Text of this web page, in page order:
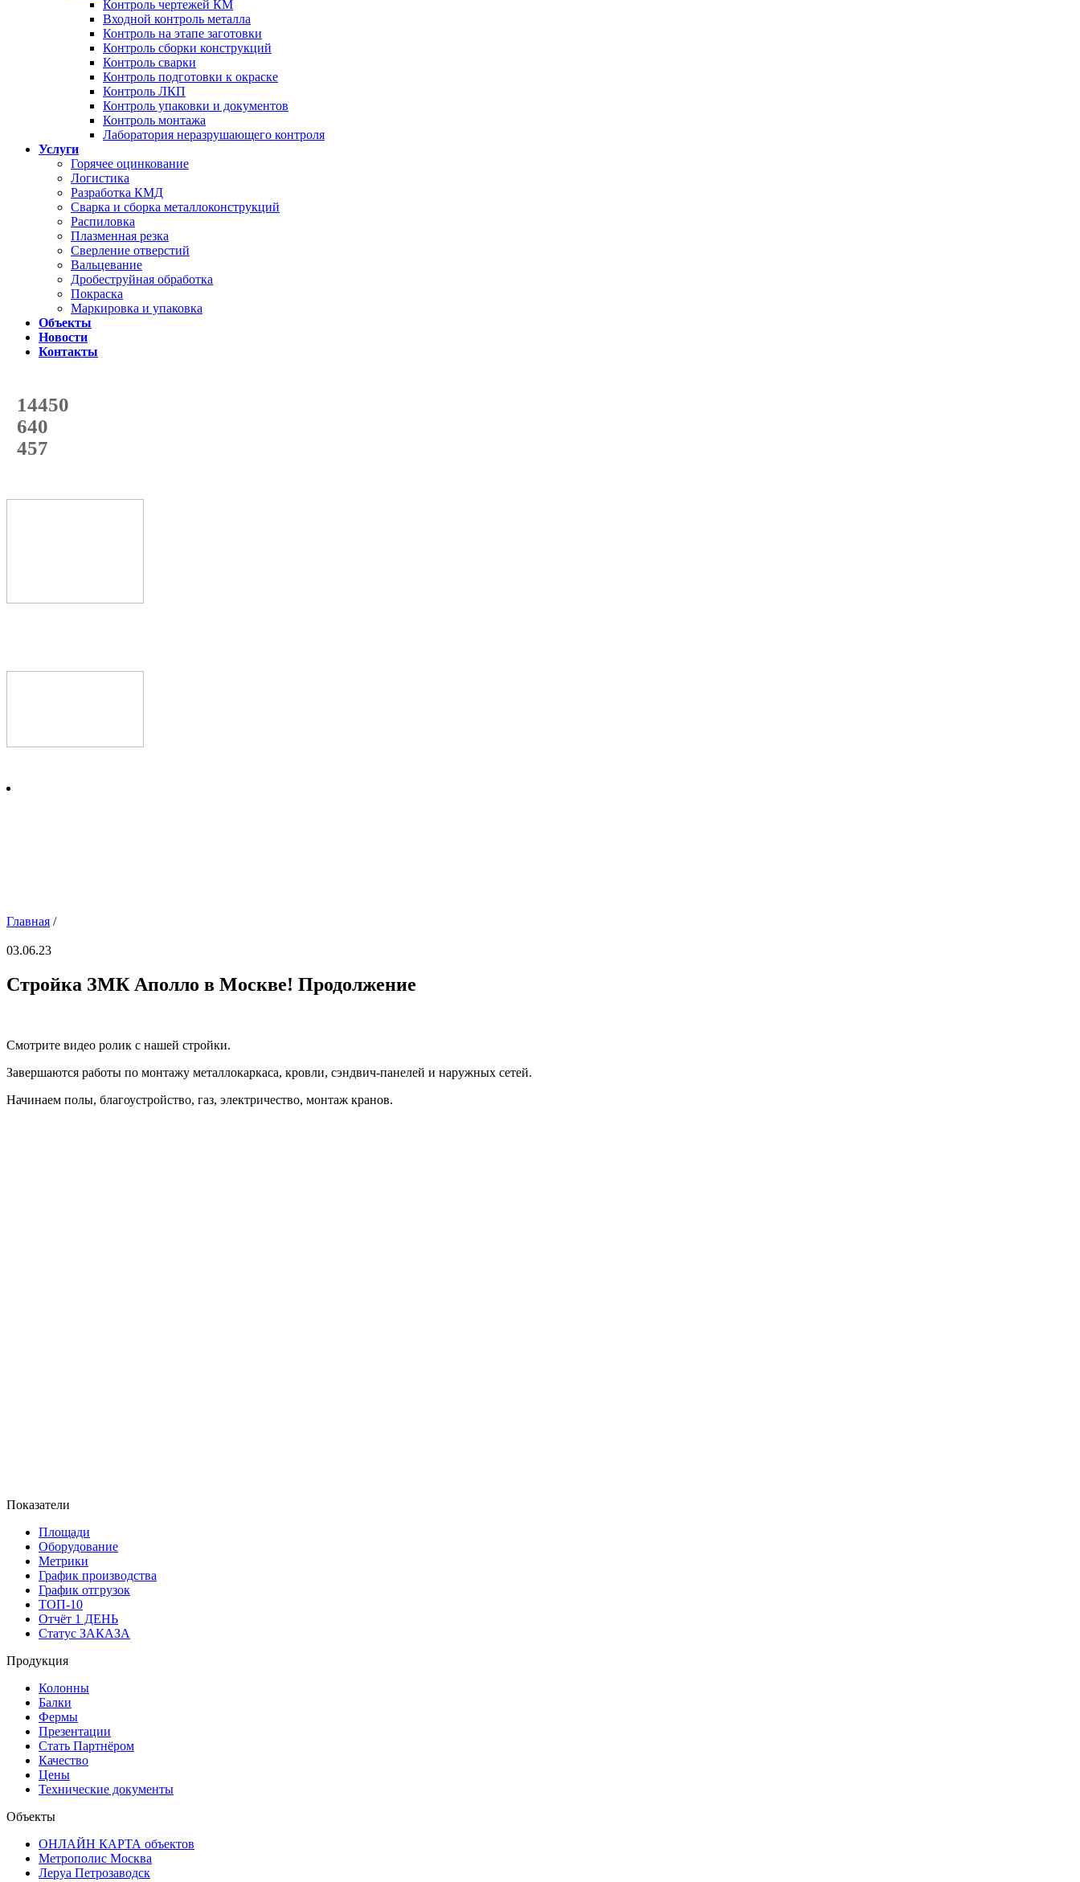
Контроль чертежей КМ
Входной контроль металла
Контроль на этапе заготовки
Контроль сборки конструкций
Контроль сварки
Контроль подготовки к окраске
Контроль ЛКП
Контроль упаковки и документов
Контроль монтажа
Лаборатория неразрушающего контроля
Услуги
Горячее оцинкование
Логистика
Разработка КМД
Сварка и сборка металлоконструкций
Распиловка
Плазменная резка
Сверление отверстий
Вальцевание
Дробеструйная обработка
Покраска
Маркировка и упаковка
Объекты
Новости
Контакты
14450
с начала года
640
с начала месяца
457
с начала недели
Главная /
03.06.23
Стройка ЗМК Аполло в Москве! Продолжение
Смотрите видео ролик с нашей стройки.
Завершаются работы по монтажу металлокаркаса, кровли, сэндвич-панелей и наружных сетей.
Начинаем полы, благоустройство, газ, электричество, монтаж кранов.
Показатели
Площади
Оборудование
Метрики
График производства
График отгрузок
ТОП-10
Отчёт 1 ДЕНЬ
Статус ЗАКАЗА
Продукция
Колонны
Балки
Фермы
Презентации
Стать Партнёром
Качество
Цены
Технические документы
Объекты
ОНЛАЙН КАРТА объектов
Метрополис Москва
Леруа Петрозаводск